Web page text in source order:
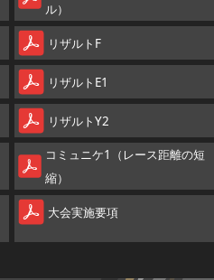
ル）
リザルトF
リザルトE1
リザルトY2
コミュニケ1（レース距離の短
縮）
大会実施要項